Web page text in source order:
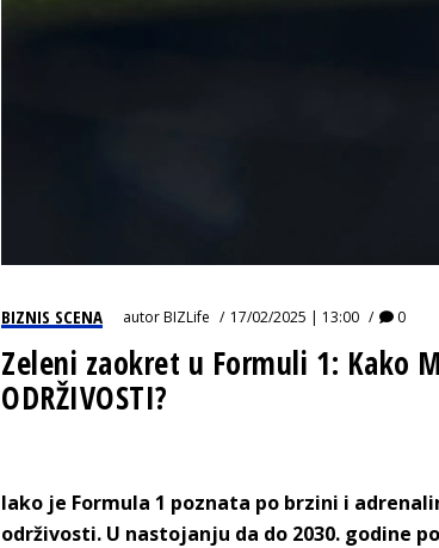
BIZNIS SCENA autorBIZLife 17/02/2025 | 13:00 0
Zeleni zaokret u Formuli 1: Kako
ODRŽIVOSTI?
Iako je Formula 1 poznata po brzini i
održivosti. U nastojanju da do 2030. godine